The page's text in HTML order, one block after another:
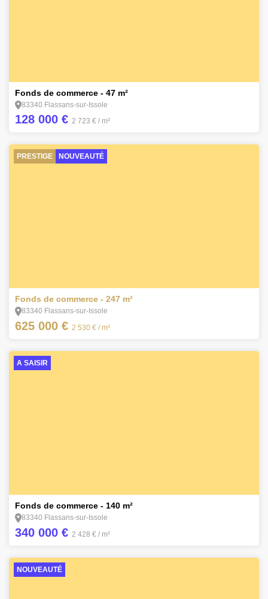
Fonds de commerce - 47 m²
83340 Flassans-sur-Issole
128 000 € 2 723 € / m²
PRESTIGE NOUVEAUTÉ
Fonds de commerce - 247 m²
83340 Flassans-sur-Issole
625 000 € 2 530 € / m²
A SAISIR
Fonds de commerce - 140 m²
83340 Flassans-sur-Issole
340 000 € 2 428 € / m²
NOUVEAUTÉ